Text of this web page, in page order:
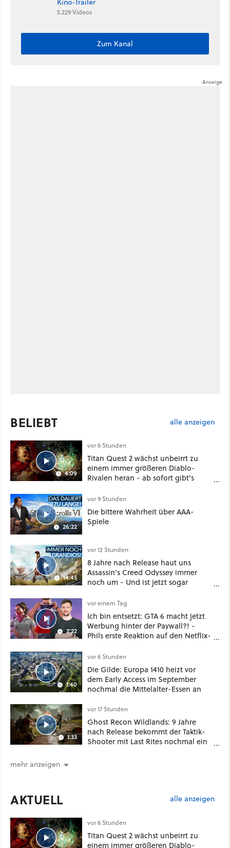
5.229 Videos
Zum Kanal
BELIEBT alle anzeigen
4:09
vor 6 Stunden
Titan Quest 2 wächst unbeirrt zu
einem immer größeren Diablo-
Rivalen heran - ab sofort gibt's
Klasse
26:22
vor 9 Stunden
Die bittere Wahrheit über AAA-
Spiele
14:45
vor 12 Stunden
8 Jahre nach Release haut uns
Assassin's Creed Odyssey immer
noch um - Und ist jetzt sogar
2:22
vor einem Tag
Ich bin entsetzt: GTA 6 macht jetzt
Werbung hinter der Paywall?! -
Phils erste Reaktion auf den Netflix-
1:40
vor 6 Stunden
Die Gilde: Europa 1410 heizt vor
dem Early Access im September
nochmal die Mittelalter-Essen an
1:33
vor 17 Stunden
Ghost Recon Wildlands: 9 Jahre
nach Release bekommt der Taktik-
Shooter mit Last Rites nochmal ein
mehr anzeigen
AKTUELL alle anzeigen
vor 6 Stunden
Titan Quest 2 wächst unbeirrt zu
einem immer größeren Diablo-